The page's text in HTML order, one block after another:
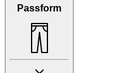
Passform